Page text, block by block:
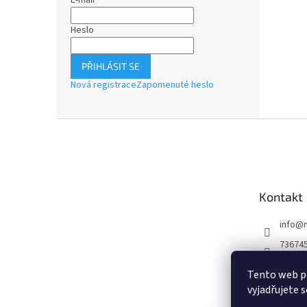
Tento web
vyjadřujete
Heslo
PŘIHLÁSIT SE
Nová registraceZapomenuté heslo
Kontakt
info@